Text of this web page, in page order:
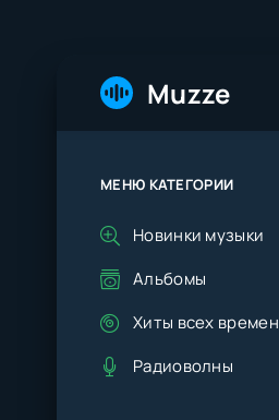
Muzze
МЕНЮ КАТЕГОРИИ
Новинки музыки
Альбомы
Хиты всех времен
Радиоволны